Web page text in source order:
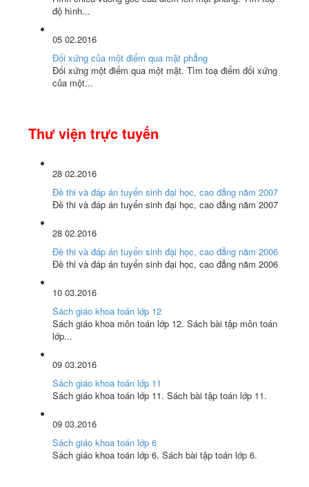
độ hình...
05 02.2016
Đối xứng của một điểm qua mặt phẳng
Đối xứng một điểm qua một mặt. Tìm toạ điểm đối xứng
của một...
Thư viện trực tuyến
28 02.2016
Đề thi và đáp án tuyển sinh đại học, cao đẳng năm 2007
Đề thi và đáp án tuyển sinh đại học, cao đẳng năm 2007
28 02.2016
Đề thi và đáp án tuyển sinh đại học, cao đẳng năm 2006
Đề thi và đáp án tuyển sinh đại học, cao đẳng năm 2006
10 03.2016
Sách giáo khoa toán lớp 12
Sách giáo khoa môn toán lớp 12. Sách bài tập môn toán
lớp...
09 03.2016
Sách giáo khoa toán lớp 11
Sách giáo khoa toán lớp 11. Sách bài tập toán lớp 11.
09 03.2016
Sách giáo khoa toán lớp 6
Sách giáo khoa toán lớp 6. Sách bài tập toán lớp 6.